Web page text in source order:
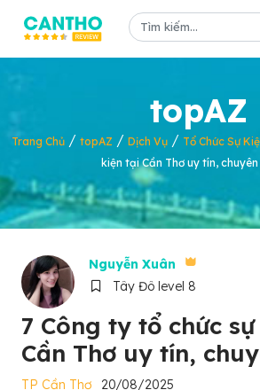
topAZ
Trang Chủ / topAZ / Dịch Vụ / Tổ Chức Sự
kiện tại Cần Thơ uy tín,
Nguyễn Xuân
Tây Đô level 8
7 Công ty tổ chức
Cần Thơ uy tín,
TP Cần Thơ
20/08/2025